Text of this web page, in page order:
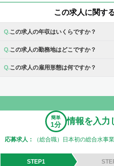
この求人に関す
この求人の年収はいくらですか？
この求人の勤務地はどこですか？
この求人の雇用形態は何ですか？
簡単
1分 情報を入力
応募求人： （総合職）日本初の総合水事
STEP1